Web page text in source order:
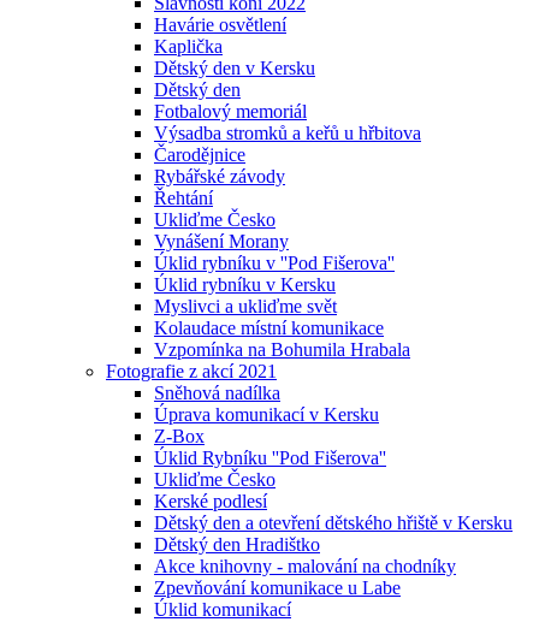
Havárie osvětlení
Kaplička
Dětský den v Kersku
Dětský den
Fotbalový memoriál
Výsadba stromků a keřů u hřbitova
Čarodějnice
Rybářské závody
Řehtání
Ukliďme Česko
Vynášení Morany
Úklid rybníku v ''Pod Fišerova''
Úklid rybníku v Kersku
Myslivci a ukliďme svět
Kolaudace místní komunikace
Vzpomínka na Bohumila Hrabala
Fotografie z akcí 2021
Sněhová nadílka
Úprava komunikací v Kersku
Z-Box
Úklid Rybníku ''Pod Fišerova''
Ukliďme Česko
Kerské podlesí
Dětský den a otevření dětského hřiště v Kersku
Dětský den Hradištko
Akce knihovny - malování na chodníky
Zpevňování komunikace u Labe
Úklid komunikací